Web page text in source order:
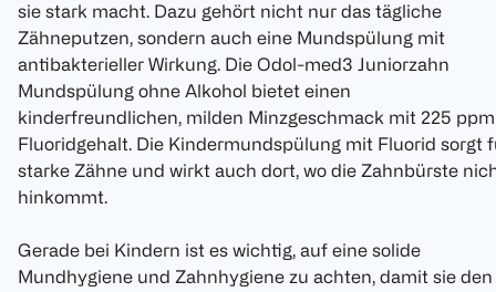
sie stark macht. Dazu gehört nicht nur das tägliche
Zähneputzen, sondern auch eine Mundspülung mit
antibakterieller Wirkung. Die Odol-med3 Juniorzahn
Mundspülung ohne Alkohol bietet einen
kinderfreundlichen, milden Minzgeschmack mit 225 ppm
Fluoridgehalt. Die Kindermundspülung mit Fluorid sorgt
starke Zähne und wirkt auch dort, wo die Zahnbürste
hinkommt.
Gerade bei Kindern ist es wichtig, auf eine solide
Mundhygiene und Zahnhygiene zu achten, damit sie den